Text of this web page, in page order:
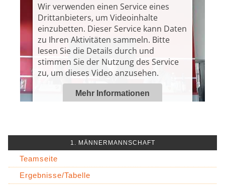
Wir verwenden einen Service eines
Drittanbieters, um Videoinhalte
einzubetten. Dieser Service kann Daten
zu Ihren Aktivitäten sammeln. Bitte
lesen Sie die Details durch und
stimmen Sie der Nutzung des Service
zu, um dieses Video anzusehen.
Mehr Informationen
Powered byUsercentrics Consent
1. MÄNNERMANNSCHAFT
Teamseite
Ergebnisse/Tabelle